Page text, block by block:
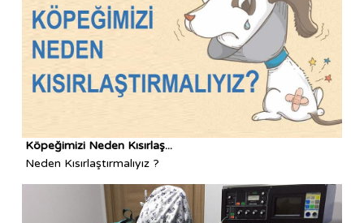
Köpeğimizi Neden Kısırlaş...
Neden Kısırlaştırmalıyız ?